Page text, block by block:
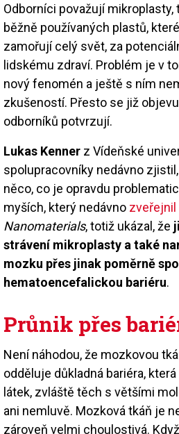
Odborníci považují
běžně používaných plastů,
zamořují celý svět, za
lidskému zdraví. Problém je v
nový fenomén a ještě s ním
zkušeností. Přesto se již
odborníků potvrzují.
Lukas Kenner z Vídeňské
spolupracovníky nedávno
něco, co je opravdu
myších, který nedávno zveřejnil
Nanomaterials, totiž ukázal, že
strávení mikroplasty a také
mozku přes jinak poměrně
hematoencefalickou bariéru.
Průnik přes
Není náhodou, že mozkovou
odděluje důkladná bariéra,
látek, zvláště těch s většími
ani nemluvě. Mozková tkáň je
zároveň velmi choulostivá.